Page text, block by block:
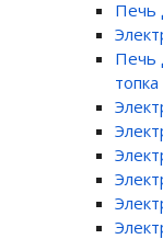
Печь
Печь
топка